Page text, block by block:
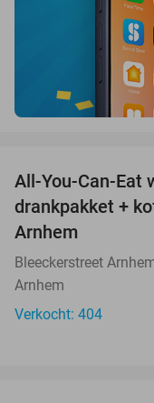
All-You-Can-Eat
drankpakket +
Arnhem
Bleeckerstreet
Arnhem
Verkocht: 404